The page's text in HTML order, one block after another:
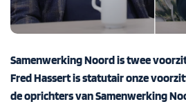
Samenwerking Noord is twee
Fred Hassert is statutair onze
de oprichters van Samenwerking